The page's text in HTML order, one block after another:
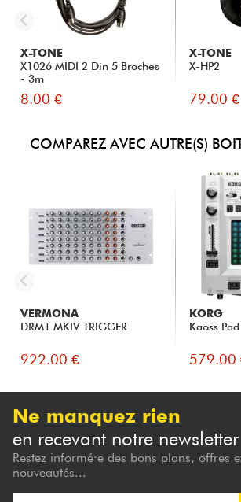
X-TONE
X1026 MIDI 2 Din 5 Broches
- 3m
8.00 €
X-TONE
X-HP2
79.00 €
COMPAREZ AVEC AUTRE(S)
VERMONA
DRM1 MKIV TRIGGER
922.00 €
KORG
Kaoss
579.00
Ne manquez rien
en recevant notre newsletter
Restez informé·e des bons plans, offres
nouveautés...